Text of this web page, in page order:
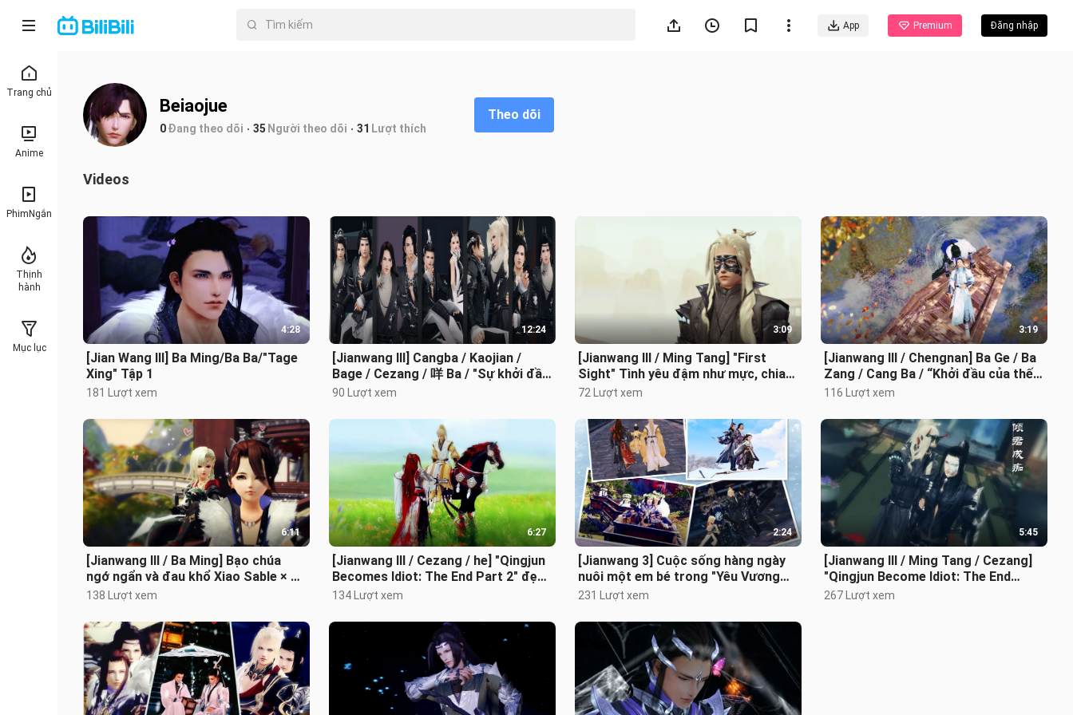
App Premium Đăng nhập
Trang chủ
Anime
PhimNgắn
Thịnh
hành
Mục lục
Beiaojue
0Đang theo dõi 35 Người theo dõi 31 Lượt thích
Theo dõi
Videos
4:28
[Jian Wang III] Ba Ming/Ba Ba/"Tage
Xing" Tập 1
181 Lượt xem
12:24
[Jianwang III] Cangba / Kaojian /
Bage / Cezang / 咩 Ba / "Sự khởi đầu
của chương thế giới hàng ngày"
90 Lượt xem
3:09
[Jianwang III / Ming Tang] "First
Sight" Tình yêu đậm như mực, chia
tay như nước, mực nhẹ hơn nước,
72 Lượt xem
3:19
[Jianwang III / Chengnan] Ba Ge / Ba
Zang / Cang Ba / “Khởi đầu của thế
giới - Sau khi kết hôn / Hôm
116 Lượt xem
6:11
[Jianwang III / Ba Ming] Bạo chúa
ngớ ngẩn và đau khổ Xiao Sable × Vẻ
đẹp của Tsundere Xiao Nipiao /
138 Lượt xem
6:27
[Jianwang III / Cezang / he] "Qingjun
Becomes Idiot: The End Part 2" đẹp
đẽ và hàn gắn những cảm xúc
134 Lượt xem
2:24
[Jianwang 3] Cuộc sống hàng ngày
nuôi một em bé trong "Yêu Vương
trở thành kẻ điên: Fanwai II", em b
231 Lượt xem
5:45
[Jianwang III / Ming Tang / Cezang]
"Qingjun Become Idiot: The End
Chapter" Hôm nay Lu Wangye có phả
267 Lượt xem